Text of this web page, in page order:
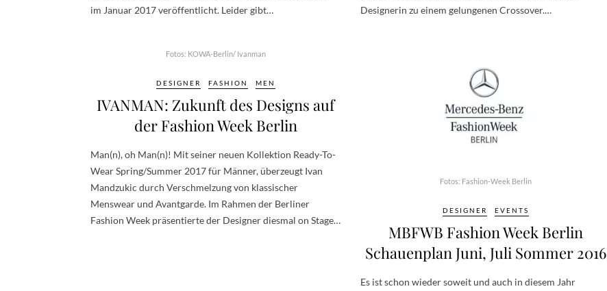
im Januar 2017 veröffentlicht. Leider gibt…
Designerin zu einem gelungenen Crossover.…
Fotos: KOWA-Berlin/ Ivanman
DESIGNER FASHION MEN
IVANMAN: Zukunft des Designs auf
der Fashion Week Berlin
Man(n), oh Man(n)! Mit seiner neuen Kollektion Ready-To-
Wear Spring/Summer 2017 für Männer, überzeugt Ivan
Mandzukic durch Verschmelzung von klassischer
Menswear und Avantgarde. Im Rahmen der Berliner
Fashion Week präsentierte der Designer diesmal on Stage…
Fotos: Fashion-Week Berlin
DESIGNER EVENTS
MBFWB Fashion Week Berlin
Schauenplan Juni, Juli Sommer 2016
Es ist schon wieder soweit und auch in diesem Jahr